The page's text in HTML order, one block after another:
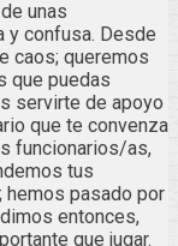
unas
y confusa. Desde
caos; queremos
que puedas
servirte de apoyo
que te convenza
funcionarios/as,
tus
pasado por
entonces,
que jugar.